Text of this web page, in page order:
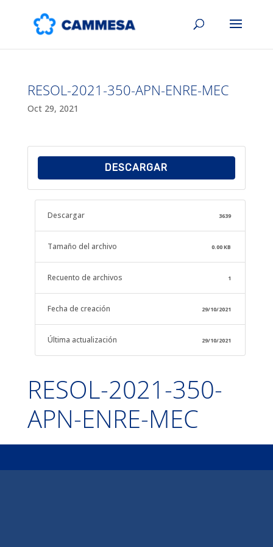
RESOL-2021-350-APN-ENRE-MEC
Oct 29, 2021
DESCARGAR
Descargar 3639
Tamaño del archivo 0.00 KB
Recuento de archivos 1
Fecha de creación 29/10/2021
Última actualización 29/10/2021
RESOL-2021-350-
APN-ENRE-MEC